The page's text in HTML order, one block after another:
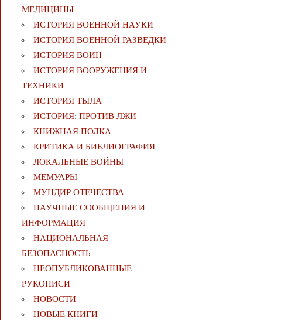
МЕДИЦИНЫ
ИСТОРИЯ ВОЕННОЙ НАУКИ
ИСТОРИЯ ВОЕННОЙ РАЗВЕДКИ
ИСТОРИЯ ВОИН
ИСТОРИЯ ВООРУЖЕНИЯ И
ТЕХНИКИ
ИСТОРИЯ ТЫЛА
ИСТОРИЯ: ПРОТИВ ЛЖИ
КНИЖНАЯ ПОЛКА
КРИТИКА И БИБЛИОГРАФИЯ
ЛОКАЛЬНЫЕ ВОЙНЫ
МЕМУАРЫ
МУНДИР ОТЕЧЕСТВА
НАУЧНЫЕ СООБЩЕНИЯ И
ИНФОРМАЦИЯ
НАЦИОНАЛЬНАЯ
БЕЗОПАСНОСТЬ
НЕОПУБЛИКОВАННЫЕ
РУКОПИСИ
НОВОСТИ
НОВЫЕ КНИГИ